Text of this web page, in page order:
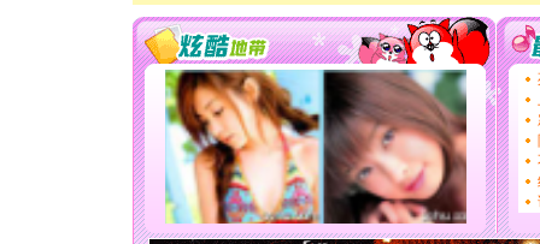
[春节]风
颜！冬去
道一声
[春节] 传
片叶子
送你一
[圣诞节]
你太多
要平安
[圣诞节]
能正大
天都要快